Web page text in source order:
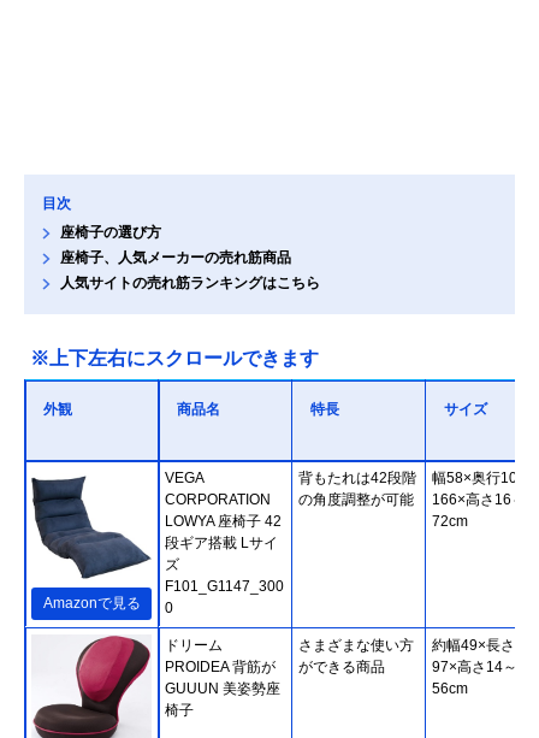
目次
座椅子の選び方
座椅子、人気メーカーの売れ筋商品
人気サイトの売れ筋ランキングはこちら
※上下左右にスクロールできます
外観 商品名 特長 サイズ
Amazonで見る
VEGA
CORPORATION
LOWYA 座椅子 42
段ギア搭載 Lサイ
ズ
F101_G1147_300
0
背もたれは42段階
の角度調整が可能
幅58×奥行109～
166×高さ16～
72cm
ドリーム
PROIDEA 背筋が
GUUUN 美姿勢座
椅子
さまざまな使い方
ができる商品
約幅49×長さ60
97×高さ14～
56cm